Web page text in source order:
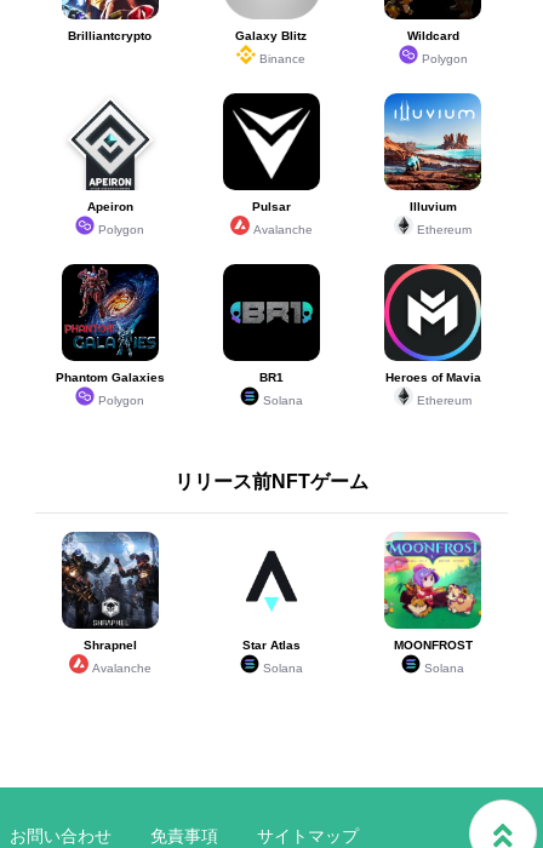
Brilliantcrypto
Galaxy Blitz
Binance
Wildcard
Polygon
Apeiron
Polygon
Pulsar
Avalanche
Illuvium
Ethereum
Phantom Galaxies
Polygon
BR1
Solana
Heroes of Mavia
Ethereum
リリース前NFTゲーム
Shrapnel
Avalanche
Star Atlas
Solana
MOONFROST
Solana
お問い合わせ 免責事項 サイトマップ